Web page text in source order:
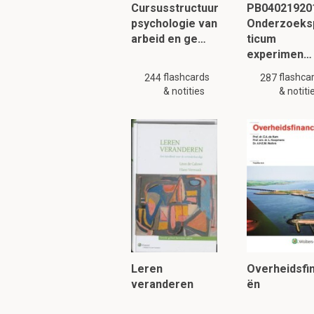
Leg uit hoe
functieanalyse is
Doordat alle functies
zien welke
Het waarnemen van
Het opslaan van
Cursusstructuur
psychologie van
arbeid en ge…
244flashcards
& notities
ticum
experimen…
287
&
Leren
veranderen
ën